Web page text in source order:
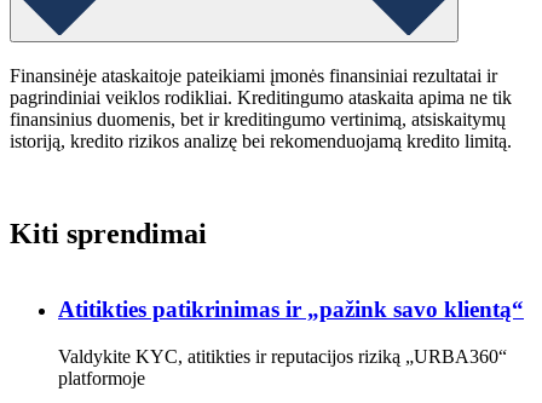
Finansinėje ataskaitoje pateikiami įmonės finansiniai rezultatai ir
pagrindiniai veiklos rodikliai. Kreditingumo ataskaita apima ne tik
finansinius duomenis, bet ir kreditingumo vertinimą, atsiskaitymų
istoriją, kredito rizikos analizę bei rekomenduojamą kredito limitą.
Kiti sprendimai
Atitikties patikrinimas ir „pažink savo klientą“
Valdykite KYC, atitikties ir reputacijos riziką „URBA360“
platformoje